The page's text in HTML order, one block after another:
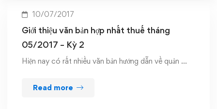
10/07/2017
Giới thiệu văn bản hợp nhất thuế tháng
05/2017 – Kỳ 2
Hiện nay có rất nhiều văn bản hướng dẫn về quản …
Read more